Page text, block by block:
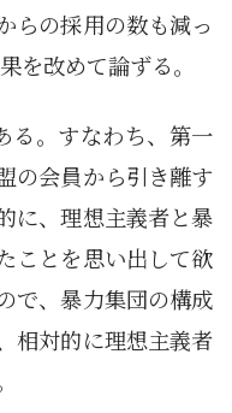
らの採用の数も減っ
を改めて論ずる。
る。すなわち、第一
の会員から引き離す
に、理想主義者と暴
ことを思い出して欲
で、暴力集団の構成
相対的に理想主義者